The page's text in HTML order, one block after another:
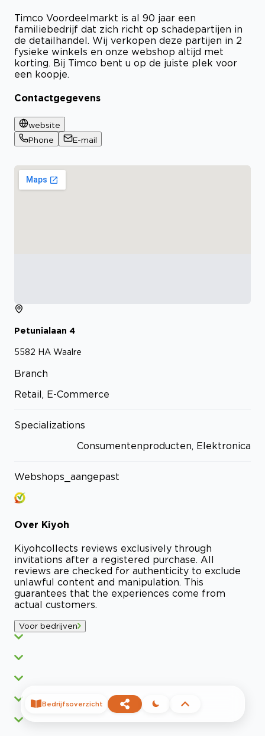
Timco Voordeelmarkt is al 90 jaar een
familiebedrijf dat zich richt op schadepartijen in
de detailhandel. Wij verkopen deze partijen in 2
fysieke winkels en onze webshop altijd met
korting. Bij Timco bent u op de juiste plek voor
een koopje.
Contactgegevens
website
Phone
E-mail
Petunialaan 4
5582 HA Waalre
Branch
Retail, E-Commerce
Specializations
Consumentenproducten, Elektronica
Webshops_aangepast
Over Kiyoh
Kiyohcollects reviews exclusively through
invitations after a registered purchase. All
reviews are checked for authenticity to exclude
unlawful content and manipulation. This
guarantees that the experiences come from
actual customers.
Voor bedrijven
Bedrijfsoverzicht